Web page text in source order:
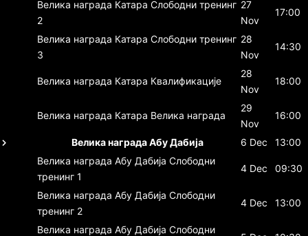
Велика награда Катара Слободни тренинг
2
27
Nov
17:00
Велика награда Катара Слободни тренинг
3
28
Nov
14:30
Велика награда Катара Квалификације
28
Nov
18:00
Велика награда Катара Велика награда
29
Nov
16:00
Велика награда Абу Дабија 6 Dec
13:00
Велика награда Абу Дабија Слободни
тренинг 1
4 Dec 09:30
Велика награда Абу Дабија Слободни
тренинг 2
4 Dec 13:00
Велика награда Абу Дабија Слободни